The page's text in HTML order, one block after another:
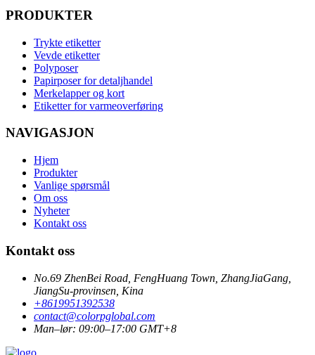
PRODUKTER
Trykte etiketter
Vevde etiketter
Polyposer
Papirposer for detaljhandel
Merkelapper og kort
Etiketter for varmeoverføring
NAVIGASJON
Hjem
Produkter
Vanlige spørsmål
Om oss
Nyheter
Kontakt oss
Kontakt oss
No.69 ZhenBei Road, FengHuang Town, ZhangJiaGang,
JiangSu-provinsen, Kina
+8619951392538
contact@colorpglobal.com
Man–lør: 09:00–17:00 GMT+8